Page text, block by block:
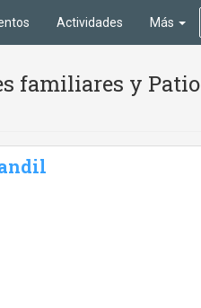
Actividades Más
familiares y Patio